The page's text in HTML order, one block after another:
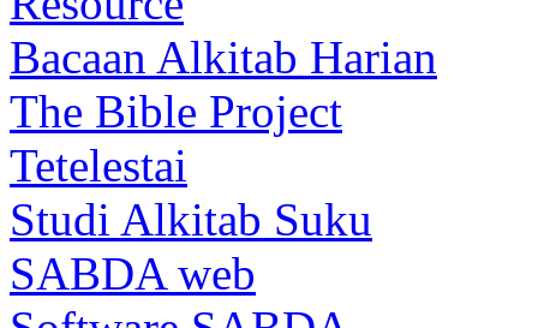
Bacaan Alkitab Harian
The Bible Project
Tetelestai
Studi Alkitab Suku
SABDA web